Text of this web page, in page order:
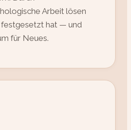
Arbeit lösen
festgesetzt hat — und
für Neues.